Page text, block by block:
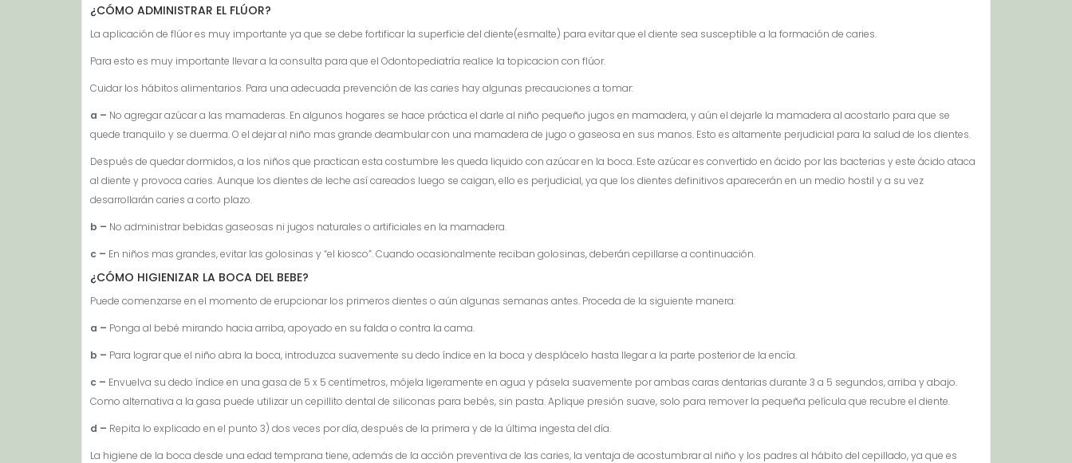
¿CÓMO ADMINISTRAR EL FLÚOR?
La aplicación de flúor es muy importante ya que se debe fortificar la superficie del diente(esmalte) para evitar que el diente sea susceptible a la formación de caries.
Para esto es muy importante llevar a la consulta para que el Odontopediatría realice la topicacion con flúor.
Cuidar los hábitos alimentarios. Para una adecuada prevención de las caries hay algunas precauciones a tomar:
a – No agregar azúcar a las mamaderas. En algunos hogares se hace práctica el darle al niño pequeño jugos en mamadera, y aún el dejarle la mamadera al acostarlo para que se
quede tranquilo y se duerma. O el dejar al niño mas grande deambular con una mamadera de jugo o gaseosa en sus manos. Esto es altamente perjudicial para la salud de los dientes.
Después de quedar dormidos, a los niños que practican esta costumbre les queda liquido con azúcar en la boca. Este azúcar es convertido en ácido por las bacterias y este ácido ataca
al diente y provoca caries. Aunque los dientes de leche así careados luego se caigan, ello es perjudicial, ya que los dientes definitivos aparecerán en un medio hostil y a su vez
desarrollarán caries a corto plazo.
b – No administrar bebidas gaseosas ni jugos naturales o artificiales en la mamadera.
c – En niños mas grandes, evitar las golosinas y “el kiosco”. Cuando ocasionalmente reciban golosinas, deberán cepillarse a continuación.
¿CÓMO HIGIENIZAR LA BOCA DEL BEBE?
Puede comenzarse en el momento de erupcionar los primeros dientes o aún algunas semanas antes. Proceda de la siguiente manera:
a – Ponga al bebé mirando hacia arriba, apoyado en su falda o contra la cama.
b – Para lograr que el niño abra la boca, introduzca suavemente su dedo índice en la boca y desplácelo hasta llegar a la parte posterior de la encía.
c – Envuelva su dedo índice en una gasa de 5 x 5 centímetros, mójela ligeramente en agua y pásela suavemente por ambas caras dentarias durante 3 a 5 segundos, arriba y abajo.
Como alternativa a la gasa puede utilizar un cepillito dental de siliconas para bebés, sin pasta. Aplique presión suave, solo para remover la pequeña película que recubre el diente.
d – Repita lo explicado en el punto 3) dos veces por día, después de la primera y de la última ingesta del día.
La higiene de la boca desde una edad temprana tiene, además de la acción preventiva de las caries, la ventaja de acostumbrar al niño y los padres al hábito del cepillado, ya que es